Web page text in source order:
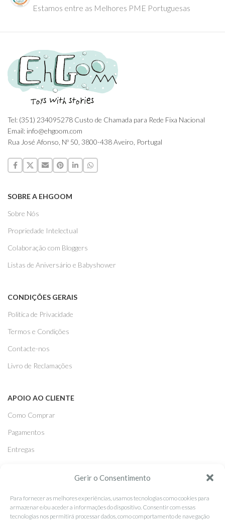
Gerir o Consentimento
Para fornecer as melhores experiências, usamos tecnologias como cookies para
armazenar e/ou aceder a informações do dispositivo. Consentir com essas
tecnologias nos permitirá processar dados, como comportamento de navegação
Estamos entre as Melhores PME Portuguesas
Tel: (351) 234095278 Custo de Chamada para Rede Fixa Nacional
Email: info@ehgoom.com
Rua José Afonso, Nº 50, 3800-438 Aveiro, Portugal
SOBRE A EHGOOM
Sobre Nós
Propriedade Intelectual
Colaboração com Bloggers
Listas de Aniversário e Babyshower
CONDIÇÕES GERAIS
Politica de Privacidade
Termos e Condições
Contacte-nos
Livro de Reclamações
APOIO AO CLIENTE
Como Comprar
Pagamentos
Entregas
SEGUE-NOS
Facebook